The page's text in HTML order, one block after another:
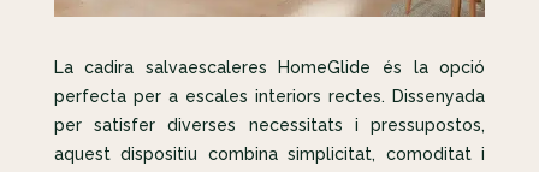
La cadira salvaescaleres HomeGlide és la opció
perfecta per a escales interiors rectes. Dissenyada
per satisfer diverses necessitats i pressupostos,
aquest dispositiu combina simplicitat, comoditat i